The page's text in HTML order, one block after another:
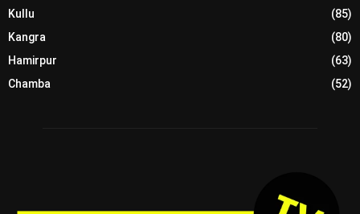
Kullu
(85)
Kangra
(80)
Hamirpur
(63)
Chamba
(52)